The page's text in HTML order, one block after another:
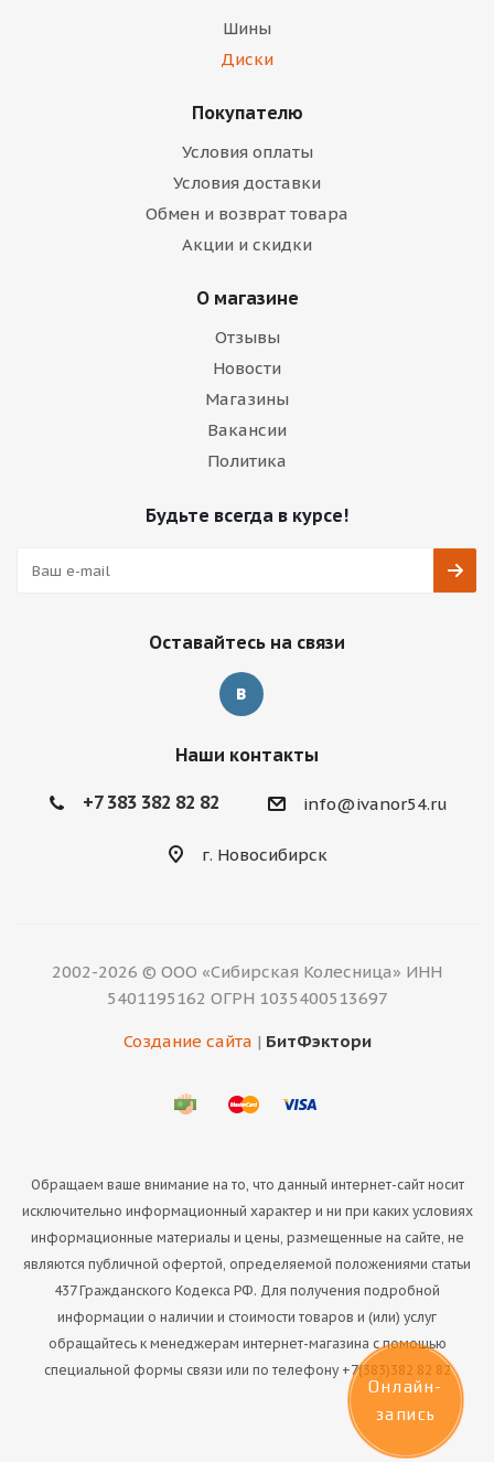
Шины
Диски
Покупателю
Условия оплаты
Условия доставки
Обмен и возврат товара
Акции и скидки
О магазине
Отзывы
Новости
Магазины
Вакансии
Политика
Будьте всегда в курсе!
Оставайтесь на связи
Наши контакты
+7 383 382 82 82 info@ivanor54.ru
г. Новосибирск
2002-2026 © ООО «Сибирская Колесница» ИНН
5401195162 ОГРН 1035400513697
Создание сайта | БитФэктори
Обращаем ваше внимание на то, что данный интернет-сайт носит
исключительно информационный характер и ни при каких условиях
информационные материалы и цены, размещенные на сайте, не
являются публичной офертой, определяемой положениями статьи
437 Гражданского Кодекса РФ. Для получения подробной
информации о наличии и стоимости товаров и (или) услуг
обращайтесь к менеджерам интернет-магазина с помощью
специальной формы связи или по телефону +7(383)382 82 82
Онлайн-
запись